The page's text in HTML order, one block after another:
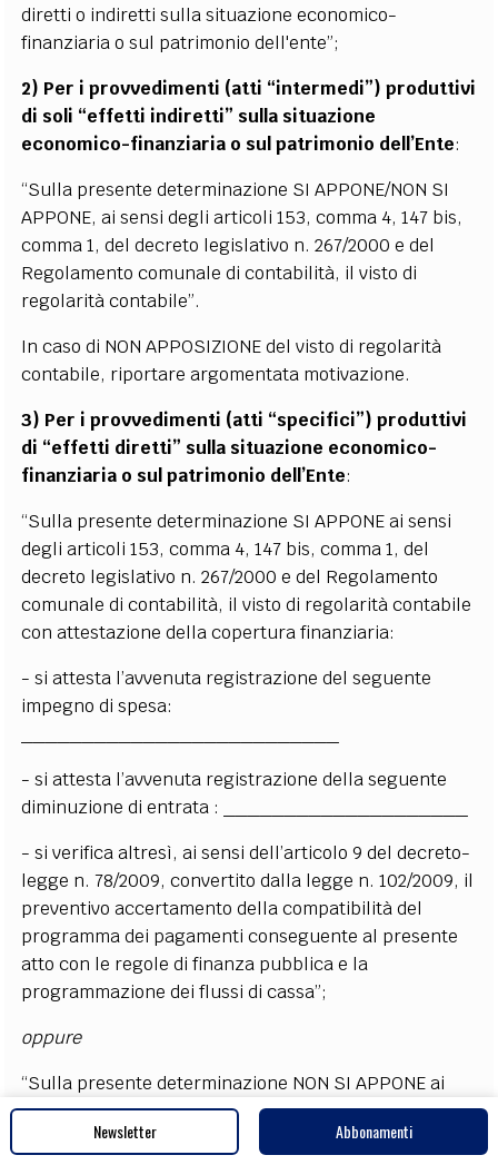
diretti o indiretti sulla situazione economico-
finanziaria o sul patrimonio dell'ente”;
2) Per i provvedimenti (atti “intermedi”) produttivi
di soli “effetti indiretti” sulla situazione
economico-finanziaria o sul patrimonio dell’Ente:
“Sulla presente determinazione SI APPONE/NON SI
APPONE, ai sensi degli articoli 153, comma 4, 147 bis,
comma 1, del decreto legislativo n. 267/2000 e del
Regolamento comunale di contabilità, il visto di
regolarità contabile”.
In caso di NON APPOSIZIONE del visto di regolarità
contabile, riportare argomentata motivazione.
3) Per i provvedimenti (atti “specifici”) produttivi
di “effetti diretti” sulla situazione economico-
finanziaria o sul patrimonio dell’Ente:
“Sulla presente determinazione SI APPONE ai sensi
degli articoli 153, comma 4, 147 bis, comma 1, del
decreto legislativo n. 267/2000 e del Regolamento
comunale di contabilità, il visto di regolarità contabile
con attestazione della copertura finanziaria:
- si attesta l’avvenuta registrazione del seguente
impegno di spesa:
- si attesta l’avvenuta registrazione della seguente
diminuzione di entrata : ____________________
- si verifica altresì, ai sensi dell’articolo 9 del decreto-
legge n. 78/2009, convertito dalla legge n. 102/2009, il
preventivo accertamento della compatibilità del
programma dei pagamenti conseguente al presente
atto con le regole di finanza pubblica e la
programmazione dei flussi di cassa”;
oppure
“Sulla presente determinazione NON SI APPONE ai
sensi degli articoli 153, comma 4, 147 bis, comma 1,
del decreto legislativo n. 267/2000 e del Regolamento
Newsletter Abbonamenti